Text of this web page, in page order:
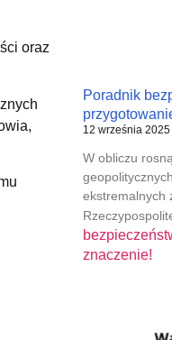
oraz
Poradnik
12 września 2025
W obliczu
ekstremalnych
znaczenie!